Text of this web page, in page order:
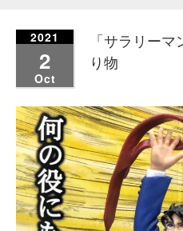
2021
2
Oct
「サラリー
り物